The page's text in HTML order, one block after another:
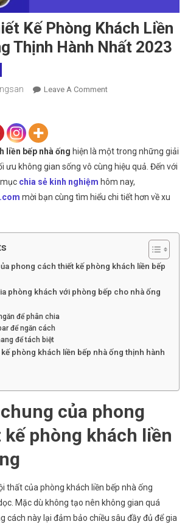
Kế Phòng Khách Liền
Thịnh Hành Nhất 2023
Leave A CommentOn
Phòng
Khách
Liền
Bếp
Nhất
liền bếp nhà ống hiện là một trong những giải
ưu không gian sống vô cùng hiệu quả. Đến với
chia sẻ kinh nghiệm hôm nay,
mời bạn cùng tìm hiểu chi tiết hơn về xu
phong cách thiết kế phòng khách liền bếp
phòng khách với phòng bếp cho nhà ống
để phân chia
để ngăn cách
để tách biệt
phòng khách liền bếp nhà ống thịnh hành
của phong
phòng khách liền
thất của phòng khách liền bếp nhà ống
Mặc dù không tạo nên không gian quá
cách này lại đảm bảo chiều sâu đầy đủ để gia